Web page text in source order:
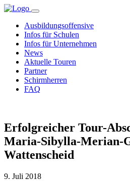
Ausbildungsoffensive
Infos für Schulen
Infos für Unternehmen
News
Aktuelle Touren
Partner
Schirmherren
FAQ
Erfolgreicher Tour-
Maria-Sibylla-Merian-
Wattenscheid
9. Juli 2018